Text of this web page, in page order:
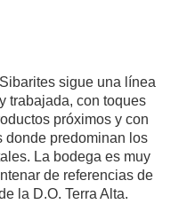
sigue una línea
trabajada, con toques
próximos y con
donde predominan los
La bodega es muy
de referencias de
la D.O. Terra Alta.